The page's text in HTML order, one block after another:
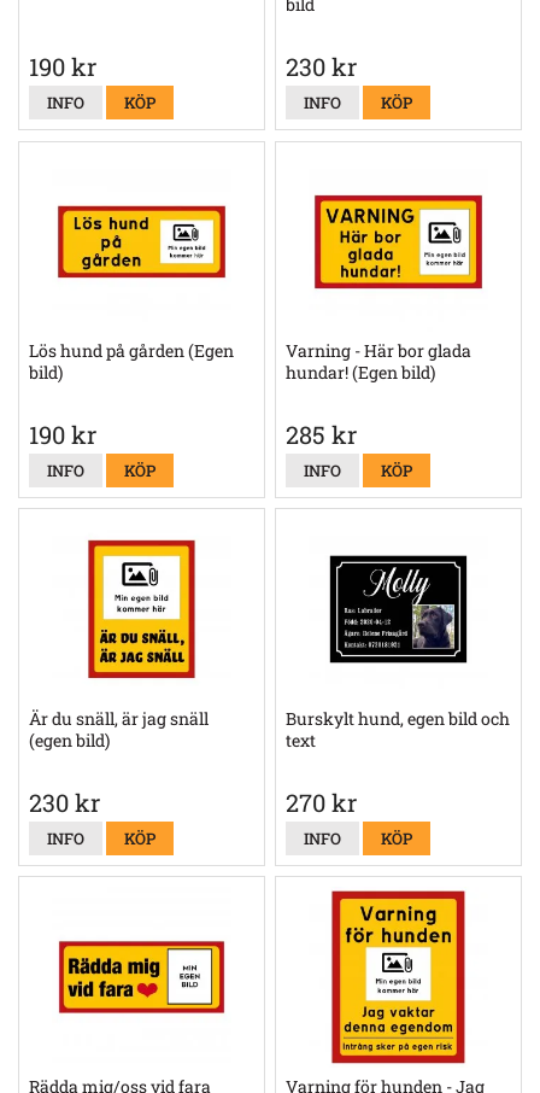
190 kr
INFO KÖP
230 kr
INFO KÖP
Lös hund på gården (Egen
bild)
190 kr
INFO KÖP
Varning - Här bor glada
hundar! (Egen bild)
285 kr
INFO KÖP
Är du snäll, är jag snäll
(egen bild)
230 kr
INFO KÖP
Burskylt hund, egen bild och
text
270 kr
INFO KÖP
Rädda mig/oss vid fara Varning för hunden - Jag